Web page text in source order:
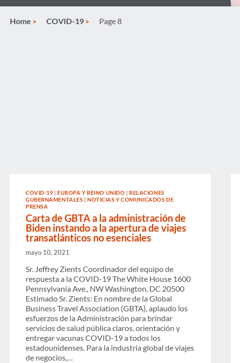
Home COVID-19 Page 8
COVID-19 |EUROPA Y REINO UNIDO |RELACIONES
GUBERNAMENTALES |NOTICIAS Y COMUNICADOS DE
PRENSA
Carta de GBTA a la administración de
Biden instando a la apertura de viajes
transatlánticos no esenciales
mayo 10, 2021
Sr. Jeffrey Zients Coordinador del equipo de
respuesta a la COVID-19 The White House 1600
Pennsylvania Ave., NW Washington, DC 20500
Estimado Sr. Zients: En nombre de la Global
Business Travel Association (GBTA), aplaudo los
esfuerzos de la Administración para brindar
servicios de salud pública claros. orientación y
entregar vacunas COVID-19 a todos los
estadounidenses. Para la industria global de viajes
de negocios,…